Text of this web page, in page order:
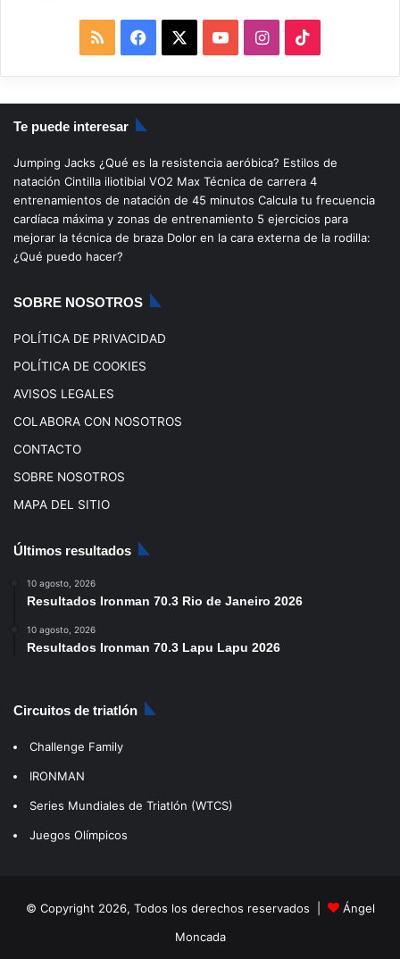
S
S
a
c
b
o
o
u
u
b
I
n
s
a
g
i
k
o
k
Te puede interesar
Jumping Jacks ¿Qué es la resistencia aeróbica? Estilos de
natación Cintilla iliotibial VO2 Max Técnica de carrera 4
entrenamientos de natación de 45 minutos Calcula tu frecuencia
cardíaca máxima y zonas de entrenamiento 5 ejercicios para
mejorar la técnica de braza Dolor en la cara externa de la rodilla:
¿Qué puedo hacer?
SOBRE NOSOTROS
POLÍTICA DE PRIVACIDAD
POLÍTICA DE COOKIES
AVISOS LEGALES
COLABORA CON NOSOTROS
CONTACTO
SOBRE NOSOTROS
MAPA DEL SITIO
Últimos resultados
10 agosto, 2026
Resultados Ironman 70.3 Rio de Janeiro 2026
10 agosto, 2026
Resultados Ironman 70.3 Lapu Lapu 2026
Circuitos de triatlón
Challenge Family
IRONMAN
Series Mundiales de Triatlón (WTCS)
Juegos Olímpicos
© Copyright 2026, Todos los derechos reservados |
Ángel
Moncada